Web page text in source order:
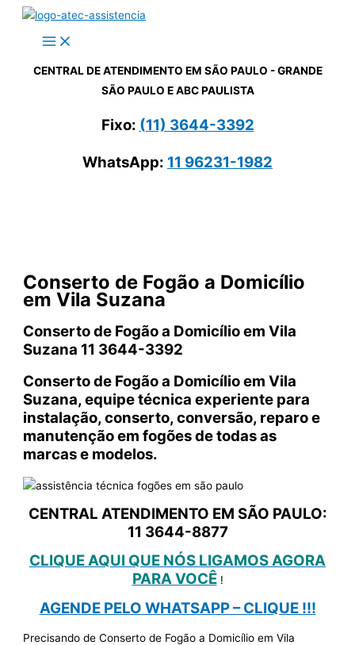
conteúdoCENTRAL DE ATENDIMENTO EM SÃO PAULO - GRANDE
SÃO PAULO E ABC PAULISTA
Fixo: (11) 3644-3392
WhatsApp: 11 96231-1982
Conserto de Fogão a Domicílio
em Vila Suzana
Conserto de Fogão a Domicílio em Vila
Suzana 11 3644-3392
Conserto de Fogão a Domicílio em Vila
Suzana, equipe técnica experiente para
instalação, conserto, conversão, reparo e
manutenção em fogões de todas as
marcas e modelos.
CENTRAL ATENDIMENTO EM SÃO PAULO:
11 3644-8877
CLIQUE AQUI QUE NÓS LIGAMOS AGORA
PARA VOCÊ!
AGENDE PELO WHATSAPP – CLIQUE !!!
Precisando de Conserto de Fogão a Domicílio em Vila